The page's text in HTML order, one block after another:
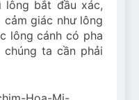
lông bắt đầu xác,
giác như lông
lông cánh có pha
ta cần phải